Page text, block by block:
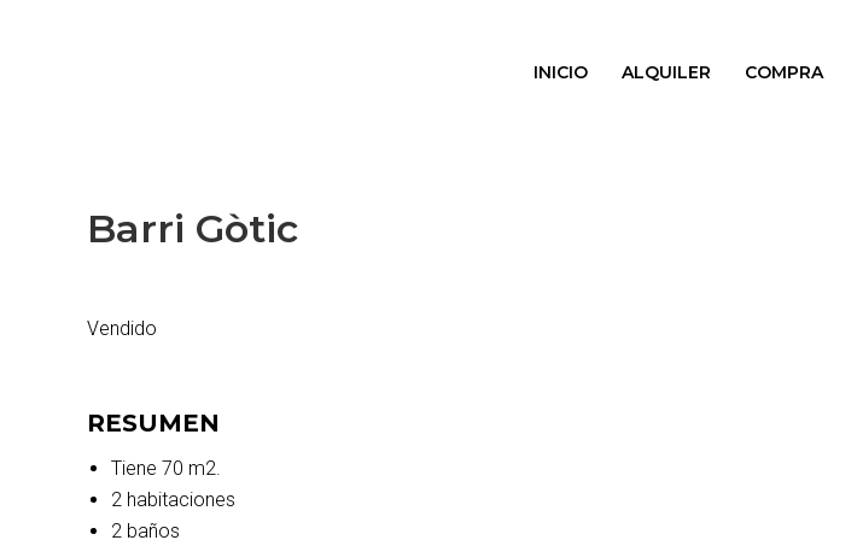
INICIO ALQUILER COMPRA
Barri Gòtic
Vendido
RESUMEN
Tiene 70 m2.
2 habitaciones
2 baños